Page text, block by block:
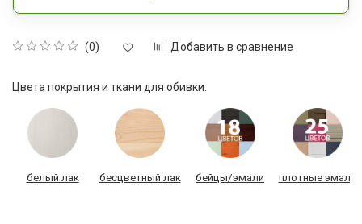
(0) Добавить в сравнение
Цвета покрытия и ткани для обивки:
белый лак бесцветный лак бейцы/эмали плотные эмали